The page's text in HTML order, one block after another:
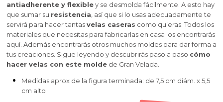
antiadherente y flexibley se desmolda fácilmente. A esto hay
que sumar su resistencia , así que si lo usas adecuadamente te
servirá para hacer tantasvelas caseras como quieras. Todos los
materiales que necesitas para fabricarlas en casa los encontrarás
aquí. Además encontrarás otros muchos moldes para dar forma a
tus creaciones. Sigue leyendo y descubrirás paso a paso cómo
hacer velas con este moldede Gran Velada.
Medidas aprox de la figura terminada: de 7,5 cm diám. x 5,5
cm alto